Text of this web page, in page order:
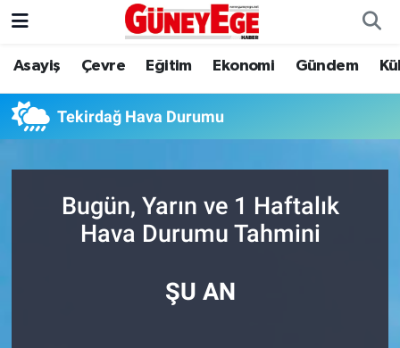
Asayiş Çevre Eğitim Ekonomi Gündem
Tekirdağ Hava Durumu
Bugün, Yarın ve 1 Haftalık
Hava Durumu Tahmini
ŞU AN
Asayiş
Çevre
Ekonomi
İstanbul Hava Durumu
İstanbul Trafik Yoğunluk Haritası
Tüm Manşetler